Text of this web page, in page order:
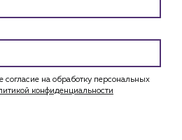
на обработку персональных
конфиденциальности